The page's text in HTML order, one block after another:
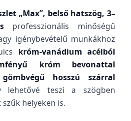
„Max”, belső hatszög, 3–
professzionális minőségű
igénybevételű munkákhoz
króm-vanádium acélból
króm bevonattal
gömbvégű hosszú szárral
lehetővé teszi a szögben
helyeken is.